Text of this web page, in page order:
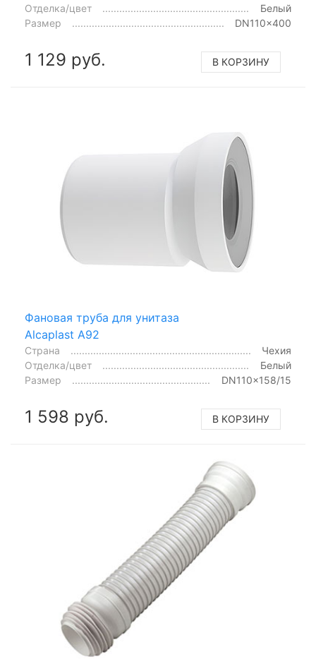
Отделка/цвет
Белый
Размер
DN110x400
1 129 руб. В КОРЗИНУ
Фановая труба для унитаза
Alcaplast A92
Страна
Чехия
Отделка/цвет
Белый
Размер
DN110x158/15
1 598 руб. В КОРЗИНУ